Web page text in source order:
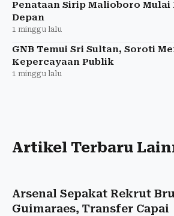
Penataan Sirip Malioboro Mulai
Depan
1 minggu lalu
GNB Temui Sri Sultan, Soroti
Kepercayaan Publik
1 minggu lalu
Artikel Terbaru
Arsenal Sepakat Rekrut
Guimaraes, Transfer Capai